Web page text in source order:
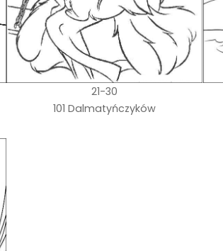
21-30
101 Dalmatyńczyków